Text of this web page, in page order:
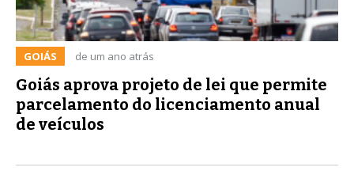
GOIÁS de um ano atrás
Goiás aprova projeto de lei que permite
parcelamento do licenciamento anual
de veículos